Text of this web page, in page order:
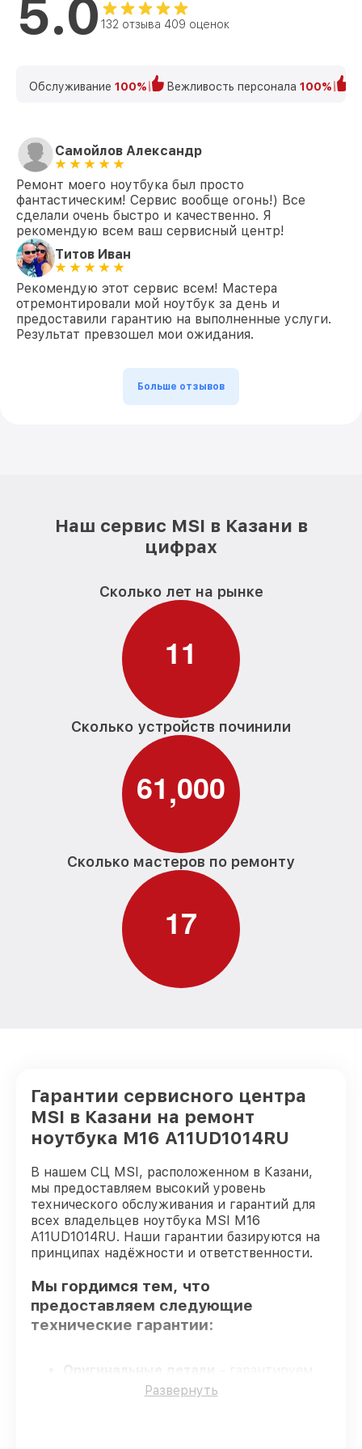
5.0 132 отзыва 409 оценок
Обслуживание 100% Вежливость персонала 100%
Самойлов Александр
Ремонт моего ноутбука был просто
фантастическим! Сервис вообще огонь!) Все
сделали очень быстро и качественно. Я
рекомендую всем ваш сервисный центр!
Титов Иван
Рекомендую этот сервис всем! Мастера
отремонтировали мой ноутбук за день и
предоставили гарантию на выполненные услуги.
Результат превзошел мои ожидания.
Больше отзывов
Наш сервис MSI в Казани в
цифрах
Сколько лет на рынке
11
Сколько устройств починили
61,000
Сколько мастеров по ремонту
17
Гарантии сервисного центра
MSI в Казани на ремонт
ноутбука M16 A11UD1014RU
В нашем СЦ MSI, расположенном в Казани,
мы предоставляем высокий уровень
технического обслуживания и гарантий для
всех владельцев ноутбука MSI M16
A11UD1014RU. Наши гарантии базируются на
принципах надёжности и ответственности.
Мы гордимся тем, что
предоставляем следующие
технические гарантии:
Оригинальные детали
использование фирменных запчастей для
Развернуть